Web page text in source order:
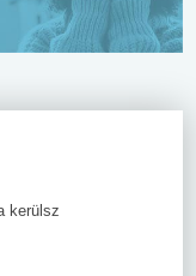
kerülsz